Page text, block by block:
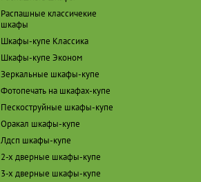
Распашные классичекие
шкафы
Шкафы-купе Классика
Шкафы-купе Эконом
Зеркальные шкафы-купе
Фотопечать на шкафах-купе
Пескоструйные шкафы-купе
Оракал шкафы-купе
Лдсп шкафы-купе
2-х дверные шкафы-купе
3-х дверные шкафы-купе